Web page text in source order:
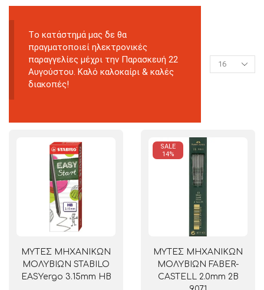
Tο κατάστημά μας δε θα
πραγματοποιεί ηλεκτρονικές
παραγγελίες μέχρι την Παρασκευή 22
Αυγούστου. Καλό καλοκαίρι & καλές
διακοπές!
ΜΥΤΕΣ ΜΗΧΑΝΙΚΩΝ
ΜΟΛΥΒΙΩΝ STABILO
EASYergo 3.15mm HB
SALE
14%
ΜΥΤΕΣ ΜΗΧΑΝΙΚΩΝ
ΜΟΛΥΒΙΩΝ FABER-
CASTELL 2.0mm 2B